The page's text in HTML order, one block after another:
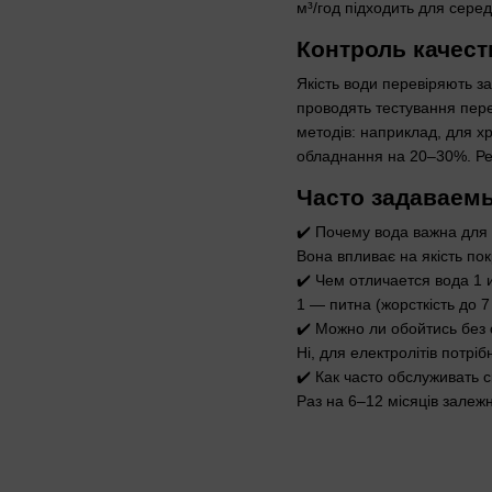
м³/год підходить для
Контроль
Якість води перевіряють
проводять тестування
методів: наприклад, для
обладнання на 20–30%.
Часто
✔️ Почему вода важна для
Вона впливає на якість
✔️ Чем отличается вода 1
1 — питна (жорсткість до
✔️ Можно ли обойтись без
Ні, для електролітів
✔️ Как часто обслуживать
Раз на 6–12 місяців